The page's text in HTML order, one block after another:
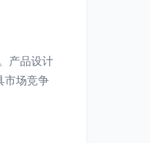
产品设计
市场竞争